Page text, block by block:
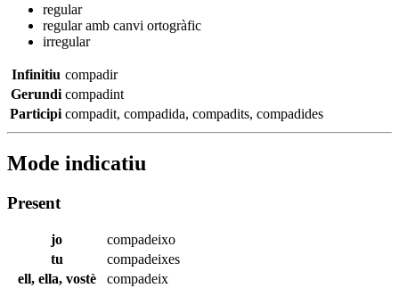
regular
regular amb canvi ortogràfic
irregular
Infinitiu compadir
Gerundi compadint
Participi compadit, compadida, compadits, compadides
Mode indicatiu
Present
jo
compadeixo
tu
compadeixes
ell, ella, vostè
compadeix